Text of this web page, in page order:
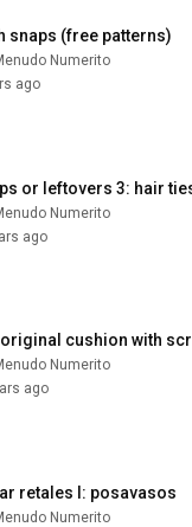
snaps (free patterns)
Numerito
ago
or leftovers 3: hair
Numerito
ago
original cushion with
Numerito
ago
retales I: posavasos
Numerito